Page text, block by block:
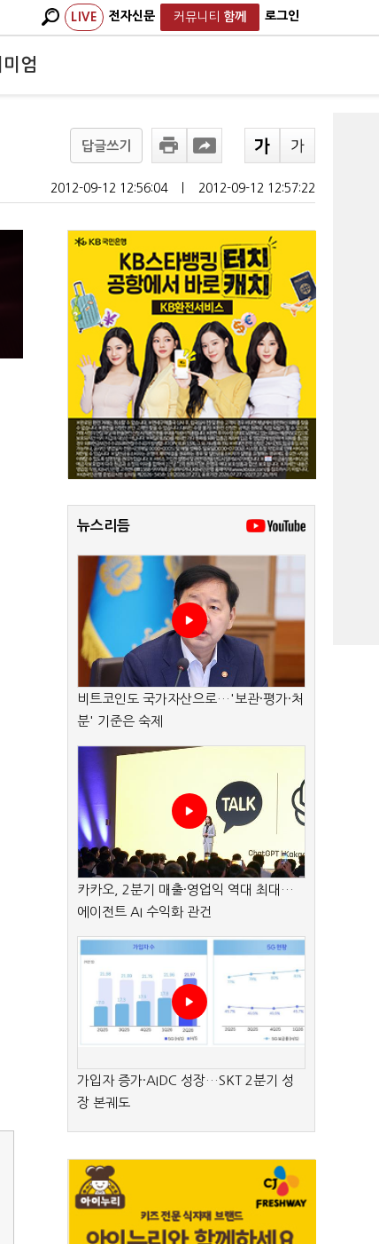
LIVE 전자신문 커뮤니티 함께 로그인
엄
답글쓰기
2012-09-12 12:56:04 2012-09-12 12:57:22
뉴스리듬
비트코인도 국가자산으로…'보관·평가·처
분' 기준은 숙제
카카오, 2분기 매출·영업익 역대 최대…
에이전트 AI 수익화 관건
가입자 증가·AIDC 성장…SKT 2분기 성
장 본궤도